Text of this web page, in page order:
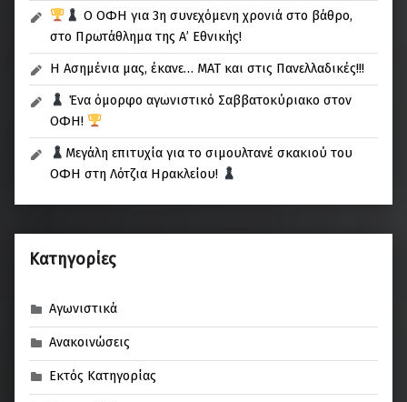
Ο ΟΦΗ για 3η συνεχόμενη χρονιά στο βάθρο,
στο Πρωτάθλημα της Α’ Εθνικής!
Η Ασημένια μας, έκανε… ΜΑΤ και στις Πανελλαδικές!!!
Ένα όμορφο αγωνιστικό Σαββατοκύριακο στον
ΟΦΗ!
Μεγάλη επιτυχία για το σιμουλτανέ σκακιού του
ΟΦΗ στη Λότζια Ηρακλείου!
Kατηγορίες
Αγωνιστικά
Ανακοινώσεις
Εκτός Κατηγορίας